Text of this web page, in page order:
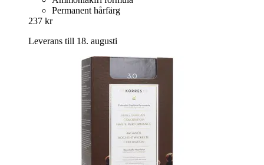
Permanent hårfärg
237 kr
Leverans till 18. augusti